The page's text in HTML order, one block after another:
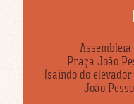
Praça João
(saindo do
João